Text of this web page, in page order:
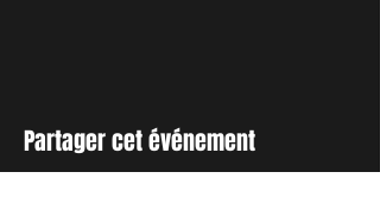
Partager cet événement